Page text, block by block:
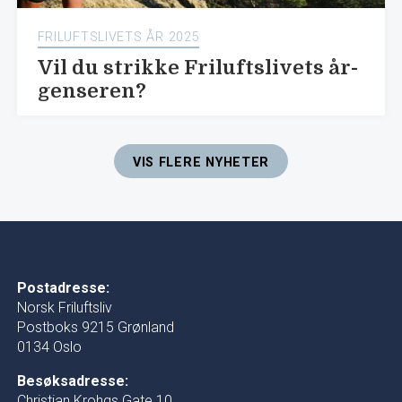
FRILUFTSLIVETS ÅR 2025
Vil du strikke Friluftslivets år-
genseren?
VIS FLERE NYHETER
Postadresse:
Norsk Friluftsliv
Postboks 9215 Grønland
0134 Oslo
Besøksadresse: